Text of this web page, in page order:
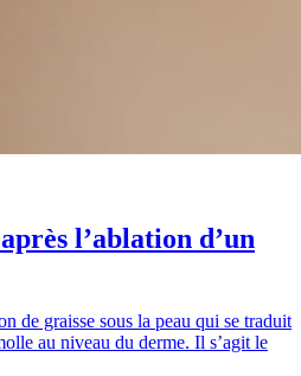
l’ablation d’un
de graisse sous la peau qui se traduit
au niveau du derme. Il s’agit le